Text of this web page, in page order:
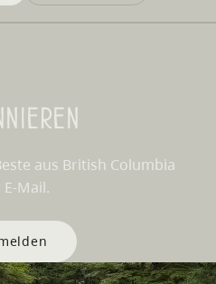
aus British Columbia
Mail.